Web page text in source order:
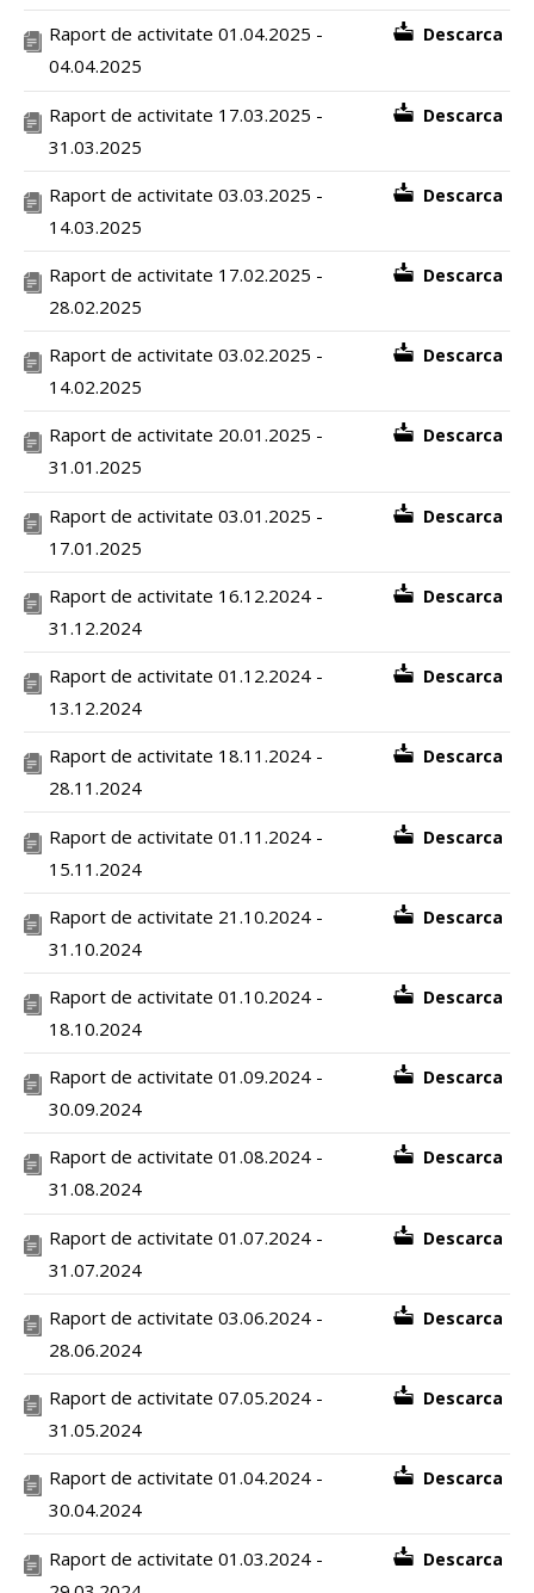
Raport de activitate 01.04.2025 -
04.04.2025
Descarca
Raport de activitate 17.03.2025 -
31.03.2025
Descarca
Raport de activitate 03.03.2025 -
14.03.2025
Descarca
Raport de activitate 17.02.2025 -
28.02.2025
Descarca
Raport de activitate 03.02.2025 -
14.02.2025
Descarca
Raport de activitate 20.01.2025 -
31.01.2025
Descarca
Raport de activitate 03.01.2025 -
17.01.2025
Descarca
Raport de activitate 16.12.2024 -
31.12.2024
Descarca
Raport de activitate 01.12.2024 -
13.12.2024
Descarca
Raport de activitate 18.11.2024 -
28.11.2024
Descarca
Raport de activitate 01.11.2024 -
15.11.2024
Descarca
Raport de activitate 21.10.2024 -
31.10.2024
Descarca
Raport de activitate 01.10.2024 -
18.10.2024
Descarca
Raport de activitate 01.09.2024 -
30.09.2024
Descarca
Raport de activitate 01.08.2024 -
31.08.2024
Descarca
Raport de activitate 01.07.2024 -
31.07.2024
Descarca
Raport de activitate 03.06.2024 -
28.06.2024
Descarca
Raport de activitate 07.05.2024 -
31.05.2024
Descarca
Raport de activitate 01.04.2024 -
30.04.2024
Descarca
Raport de activitate 01.03.2024 -
Descarca